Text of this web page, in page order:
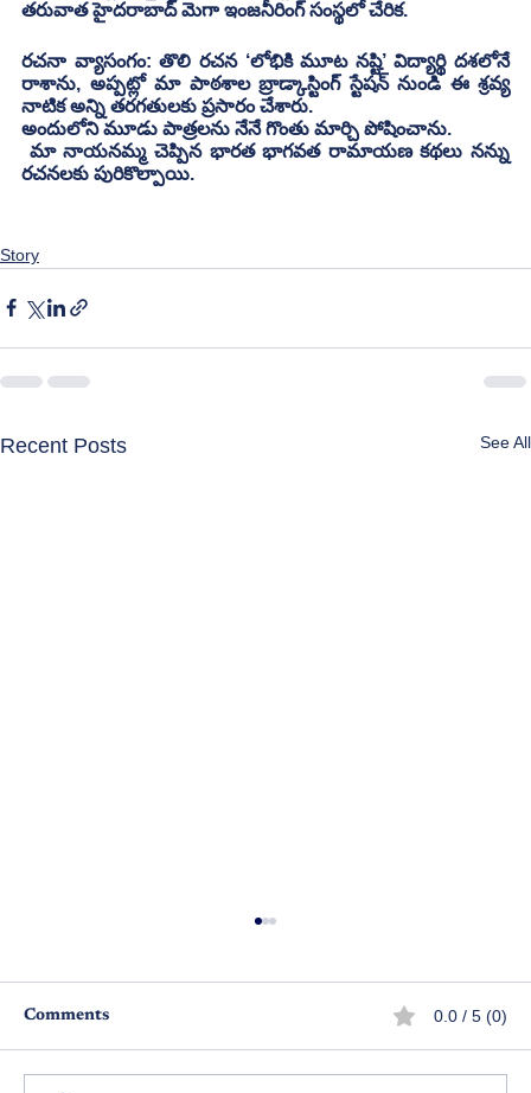
తరువాత హైదరాబాద్ మెగా ఇంజనీరింగ్ సంస్థలో చేరిక.
రచనా వ్యాసంగం: తొలి రచన ‘లోభికి మూట నష్టి’ విద్యార్థి దశలోనే
రాశాను, అప్పట్లో మా పాఠశాల బ్రాడ్కాస్టింగ్ స్టేషన్ నుండి ఈ శ్రవ్య
నాటిక అన్ని తరగతులకు ప్రసారం చేశారు.
అందులోని మూడు పాత్రలను నేనే గొంతు మార్చి పోషించాను.
రచనలకు పురికొల్పాయి.
Story
Recent Posts See All
Comments 0.0 / 5 (0)